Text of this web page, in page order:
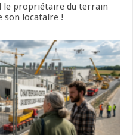
le propriétaire du terrain
son locataire !